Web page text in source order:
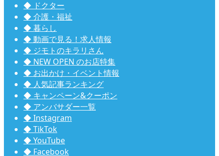
◆ ドクター
◆ 介護・福祉
◆ 暮らし
◆ 動画で見る！求人情報
◆ ジモトのキラリさん
◆ NEW OPEN のお店特集
◆ お出かけ・イベント情報
◆ 人気記事ランキング
◆ キャンペーン&クーポン
◆ アンバサダー一覧
◆ Instagram
◆ TikTok
◆ YouTube
◆ Facebook